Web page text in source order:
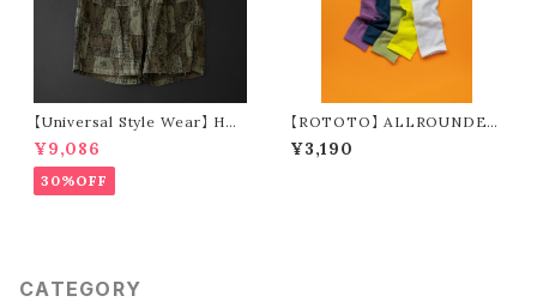
【Universal Style Wear】 HAV
-A-HANK bandanna patchw
ork short pants (olive)
¥9,086
30%OFF
【ROTOTO】 ALLROUNDER
TECH-MESH ”ARM SLEEV
E” R5167
¥3,190
CATEGORY